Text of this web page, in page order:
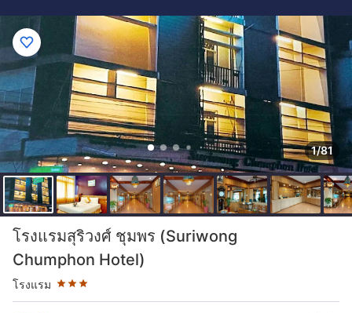
1/81
โรงแรมสุริวงศ์ ชุมพร (Suriwong
Chumphon Hotel)
โรงแรม
ระดับดาว: 3 ดาว